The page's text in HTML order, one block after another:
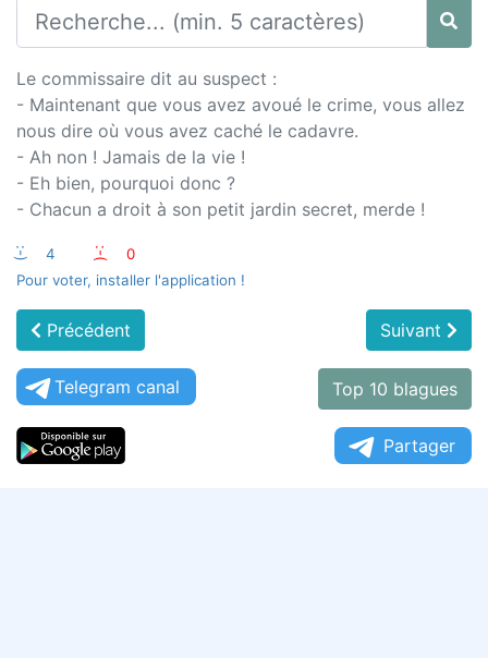
Le commissaire dit au suspect :
- Maintenant que vous avez avoué le crime, vous allez
nous dire où vous avez caché le cadavre.
- Ah non ! Jamais de la vie !
- Eh bien, pourquoi donc ?
- Chacun a droit à son petit jardin secret, merde !
:-) 4 :-(
0
Pour voter, installer l'application !
Précédent Suivant
Telegram canal Top 10 blagues
Partager